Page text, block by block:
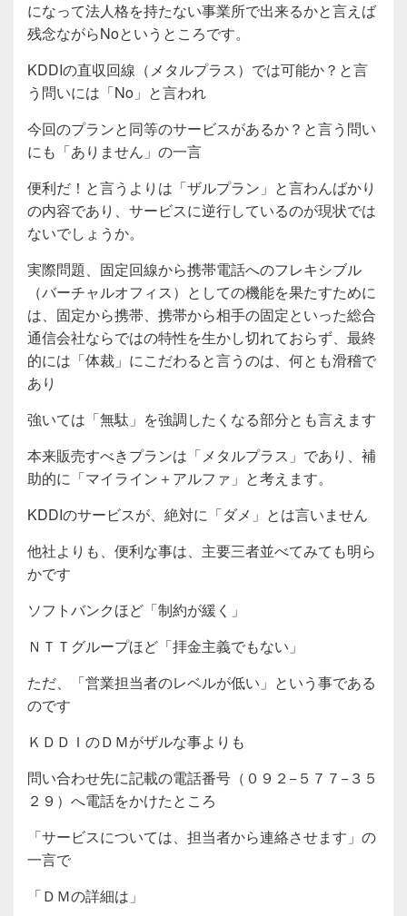
になって法人格を持たない事業所で出来るかと言えば
残念ながらNoというところです。
KDDIの直収回線（メタルプラス）では可能か？と言
う問いには「No」と言われ
今回のプランと同等のサービスがあるか？と言う問い
にも「ありません」の一言
便利だ！と言うよりは「ザルプラン」と言わんばかり
の内容であり、サービスに逆行しているのが現状では
ないでしょうか。
実際問題、固定回線から携帯電話へのフレキシブル
（バーチャルオフィス）としての機能を果たすために
は、固定から携帯、携帯から相手の固定といった総合
通信会社ならではの特性を生かし切れておらず、最終
的には「体裁」にこだわると言うのは、何とも滑稽で
あり
強いては「無駄」を強調したくなる部分とも言えます
本来販売すべきプランは「メタルプラス」であり、補
助的に「マイライン＋アルファ」と考えます。
KDDIのサービスが、絶対に「ダメ」とは言いません
他社よりも、便利な事は、主要三者並べてみても明ら
かです
ソフトバンクほど「制約が緩く」
ＮＴＴグループほど「拝金主義でもない」
ただ、「営業担当者のレベルが低い」という事である
のです
ＫＤＤＩのＤＭがザルな事よりも
問い合わせ先に記載の電話番号（０９２−５７７−３５
２９）へ電話をかけたところ
「サービスについては、担当者から連絡させます」の
一言で
「ＤＭの詳細は」